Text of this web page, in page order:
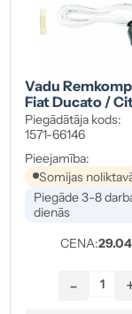
Vadu
Fiat Ducato /
Jumper /
Boxer ABS
4545.F1
Piegādātāja kods:
1571-66146
Pieejamība:
Somijas
Piegāde 3-8
dienās
CENA:29.04
-